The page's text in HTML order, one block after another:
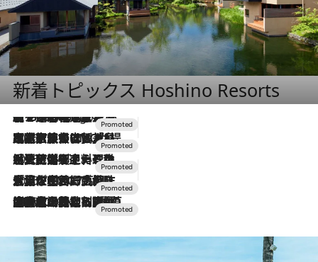
新着トピックス Hoshino Resorts
9 Hours Ago
【トンボの足水浴】ヒノキの香りに包まれて涼感マックス！約13℃の湧水かけ流しを避暑地「星野温泉 トンボの湯」で体験
2026.7.31
【ホテル帰省】という選択肢をOMOが提案。家族とほどよい距離を保つには「昼は実家、夜は気兼ねなくホテルで！」
2026.7.24
【夏限定ディナーコース】旬を迎える稚鮎や花ズッキーニなどをイタリア・トスカーナの郷土料理の手法で満喫！
2026.7.17
「土佐和ハーブかき氷」がOMO7高知に登場！生姜、山椒、大葉など目にも舌にも涼を呼ぶ郷土の味
2026.7.10
NEW OPEN！【界 草津】名湯の地に誕生。趣の異なる2種の温泉と上州ならではの会席・蕎麦割烹など美食を味わう究極の癒やし旅